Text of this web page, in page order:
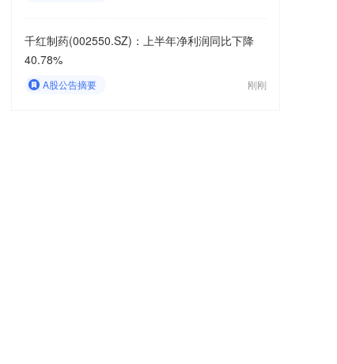
千红制药(002550.SZ)：上半年净利润同比下降
40.78%
A股公告摘要 刚刚